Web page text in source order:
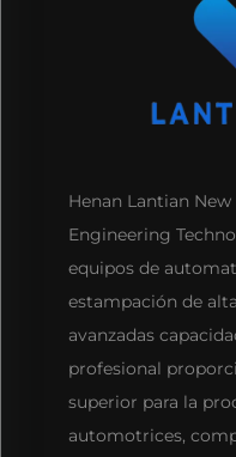
Henan Lantian
Engineering
equipos de
estampación de
avanzadas
profesional
superior para la
automotrices,